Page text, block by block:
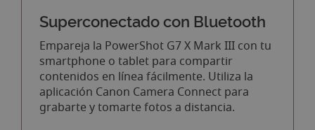
Superconectado con Bluetooth
Empareja la PowerShot G7 X Mark III con tu
smartphone o tablet para compartir
contenidos en línea fácilmente. Utiliza la
aplicación Canon Camera Connect para
grabarte y tomarte fotos a distancia.